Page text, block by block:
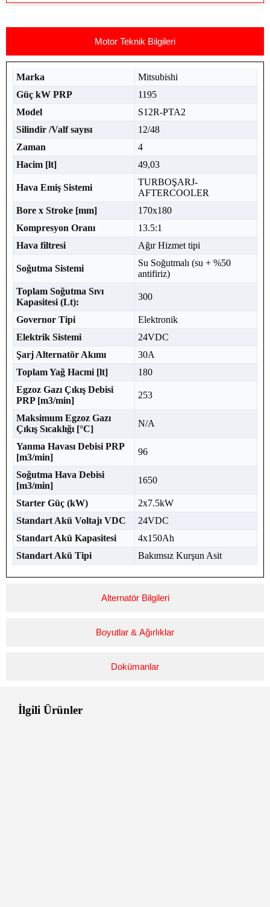
Motor Teknik Bilgileri
Alternatör Bilgileri
Boyutlar & Ağırlıklar
Dokümanlar
Marka
Mitsubishi
Güç kW PRP
1195
Model
S12R-PTA2
Silindir /Valf sayısı
12/48
Zaman
4
Hacim [lt]
49,03
Hava Emiş Sistemi
TURBOŞARJ-
AFTERCOOLER
Bore x Stroke [mm]
170x180
Kompresyon Oranı
13.5:1
Hava filtresi
Ağır Hizmet tipi
Soğutma Sistemi
Su Soğutmalı (su + %50
antifiriz)
Toplam Soğutma Sıvı
Kapasitesi (Lt):
300
Governor Tipi
Elektronik
Elektrik Sistemi
24VDC
Şarj Alternatör Akımı
30A
Toplam Yağ Hacmi [lt]
180
Egzoz Gazı Çıkış Debisi
PRP [m3/min]
253
Maksimum Egzoz Gazı
Çıkış Sıcaklığı [°C]
N/A
Yanma Havası Debisi PRP
[m3/min]
96
Soğutma Hava Debisi
[m3/min]
1650
Starter Güç (kW)
2x7.5kW
Standart Akü Voltajı VDC
24VDC
Standart Akü Kapasitesi
4x150Ah
Standart Akü Tipi
Bakımsız Kurşun Asit
İlgili Ürünler